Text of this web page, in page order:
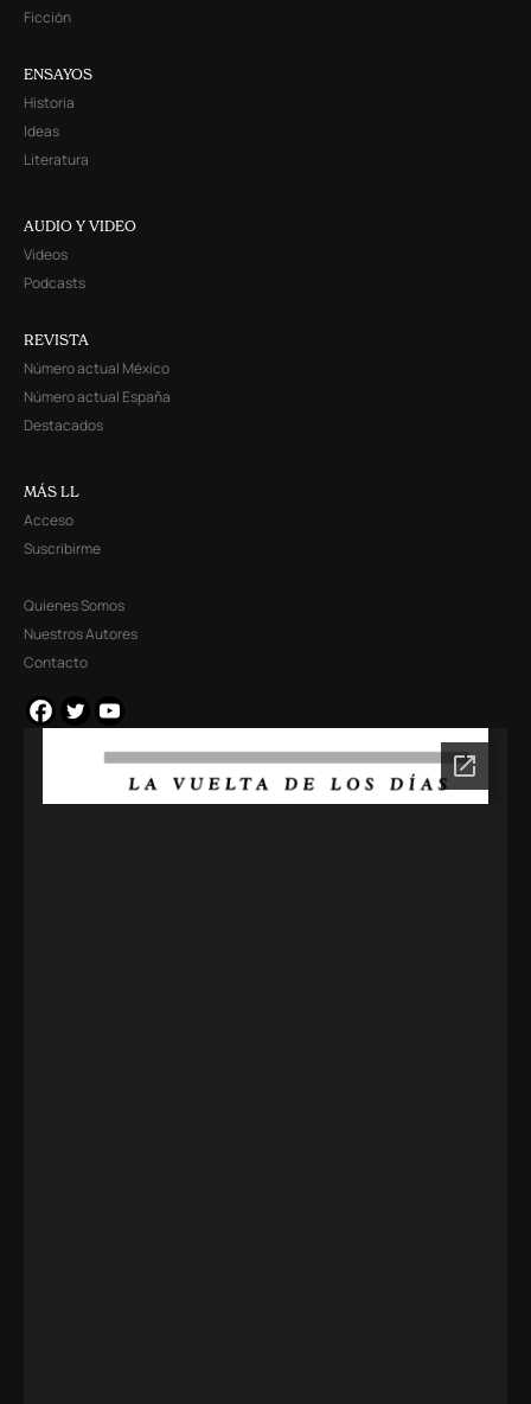
Ficción
ENSAYOS
Historia
Ideas
Literatura
AUDIO Y VIDEO
Videos
Podcasts
REVISTA
Número actual México
Número actual España
Destacados
MÁS LL
Acceso
Suscribirme
Quienes Somos
Nuestros Autores
Contacto